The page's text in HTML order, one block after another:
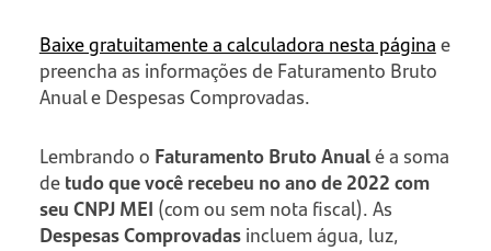
Baixe gratuitamente a calculadora nesta páginae
preencha as informações de Faturamento Bruto
Anual e Despesas Comprovadas.
Lembrando o Faturamento Bruto Anualé a soma
detudo que você recebeu no ano de 2022 com
seu CNPJ MEI (com ou sem nota fiscal). As
Despesas Comprovadasincluem água, luz,